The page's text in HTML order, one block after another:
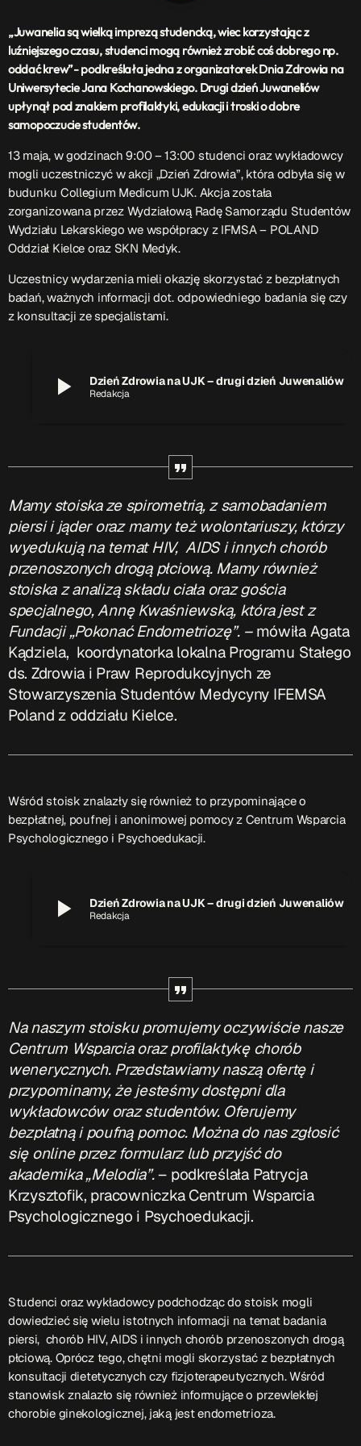
O nas keyboard_arrow_down
EKIPA
Rekrutacja Fraszka
Podcasty
Przydatne linki
Strona UJK
Klub WSPAK
Wirtualna Uczelnia
Biuro Karier
Punkt Interwencji Kryzysowej
Przydatne informacje
Projekt ruszył w październiku 2015 roku z inicjatywy
kieleckich studentówCzytaj.wiecej…
Patronat medialny Radia Fraszka – regulamin, logotypy,
itp.Czytaj więcej…
Wyszukaj
search
Upcoming shows
„Juwanelia są wielką imprezą studencką, wiec korzystając z
luźniejszego czasu, studenci mogą również zrobić coś dobrego np.
oddać krew”- podkreślała jedna z organizatorek Dnia Zdrowia na
Uniwersytecie Jana Kochanowskiego. Drugi dzień Juwaneliów
upłynął pod znakiem profilaktyki, edukacji i troski o dobre
samopoczucie studentów.
13 maja, w godzinach 9:00 – 13:00 studenci oraz wykładowcy
mogli uczestniczyć w akcji „Dzień Zdrowia”, która odbyła się w
budunku Collegium Medicum UJK. Akcja została
zorganizowana przez Wydziałową Radę Samorządu Studentów
Wydziału Lekarskiego we współpracy z IFMSA – POLAND
Oddział Kielce oraz SKN Medyk.
Uczestnicy wydarzenia mieli okazję skorzystać z bezpłatnych
badań, ważnych informacji dot. odpowiedniego badania się czy
z konsultacji ze specjalistami.
play_arrow Dzień Zdrowia na UJK – drugi dzień Juwenaliów
Redakcja
Mamy stoiska ze spirometrią, z samobadaniem
piersi i jąder oraz mamy też wolontariuszy, którzy
wyedukują na temat HIV, AIDS i innych chorób
przenoszonych drogą płciową. Mamy również
stoiska z analizą składu ciała oraz gościa
specjalnego, Annę Kwaśniewską, która jest z
Fundacji „Pokonać Endometriozę”. –mówiła Agata
Kądziela, koordynatorka lokalna Programu Stałego
ds. Zdrowia i Praw Reprodukcyjnych ze
Stowarzyszenia Studentów Medycyny IFEMSA
Poland z oddziału Kielce.
Wśród stoisk znalazły się również to przypominające o
bezpłatnej, poufnej i anonimowej pomocy z Centrum Wsparcia
Psychologicznego i Psychoedukacji.
play_arrow Dzień Zdrowia na UJK – drugi dzień Juwenaliów
Redakcja
Na naszym stoisku promujemy oczywiście nasze
Centrum Wsparcia oraz profilaktykę chorób
wenerycznych. Przedstawiamy naszą ofertę i
przypominamy, że jesteśmy dostępni dla
wykładowców oraz studentów. Oferujemy
bezpłatną i poufną pomoc. Można do nas zgłosić
się online przez formularz lub przyjść do
akademika „Melodia”.– podkreślała Patrycja
Krzysztofik, pracowniczka Centrum Wsparcia
Psychologicznego i Psychoedukacji.
Studenci oraz wykładowcy podchodząc do stoisk mogli
dowiedzieć się wielu istotnych informacji na temat badania
piersi, chorób HIV, AIDS i innych chorób przenoszonych drogą
płciową. Oprócz tego, chętni mogli skorzystać z bezpłatnych
konsultacji dietetycznych czy fizjoterapeutycznych. Wśród
stanowisk znalazło się również informujące o przewlekłej
chorobie ginekologicznej, jaką jest endometrioza.